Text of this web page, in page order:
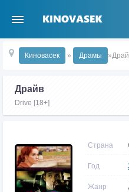
Киновасек » Драмы
Драйв
Drive [18+]
Страна
Год
Жанр